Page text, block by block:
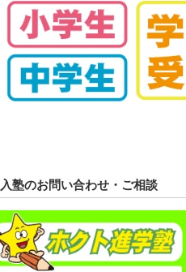
入塾のお問い合わせ・ご相談